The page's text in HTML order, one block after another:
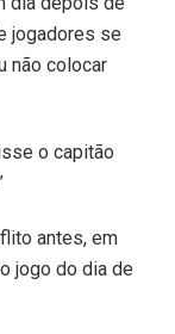
jogadores se
não colocar
o capitão
antes, em
jogo do dia de